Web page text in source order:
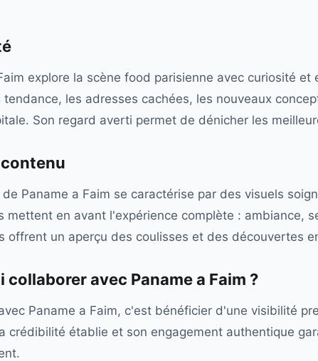
explore la scène food parisienne avec curiosité
tendance, les adresses cachées, les nouveaux
Son regard averti permet de dénicher les
Paname a Faim se caractérise par des visuels
mettent en avant l'expérience complète : ambiance,
offrent un aperçu des coulisses et des découvertes
collaborer avec Paname a Faim ?
Paname a Faim, c'est bénéficier d'une visibilité
crédibilité établie et son engagement authentique